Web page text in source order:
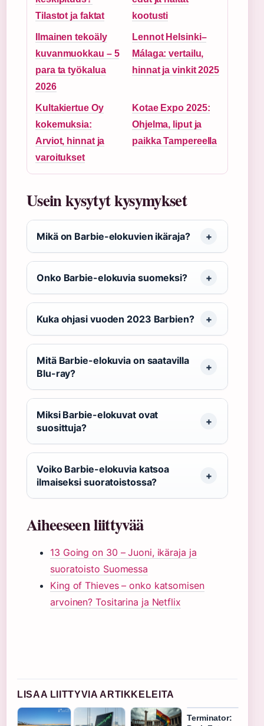
Tilastot ja faktat
kootusti
Ilmainen tekoäly
kuvanmuokkau – 5
para ta työkalua
2026
Lennot Helsinki–
Málaga: vertailu,
hinnat ja vinkit 2025
Kultakiertue Oy
kokemuksia:
Arviot, hinnat ja
varoitukset
Kotae Expo 2025:
Ohjelma, liput ja
paikka Tampereella
Usein kysytyt kysymykset
Mikä on Barbie-elokuvien ikäraja?
Onko Barbie-elokuvia suomeksi?
Kuka ohjasi vuoden 2023 Barbien?
Mitä Barbie-elokuvia on saatavilla
Blu-ray?
Miksi Barbie-elokuvat ovat
suosittuja?
Voiko Barbie-elokuvia katsoa
ilmaiseksi suoratoistossa?
Aiheeseen liittyvää
13 Going on 30 – Juoni, ikäraja ja
suoratoisto Suomessa
King of Thieves – onko katsomisen
arvoinen? Tositarina ja Netflix
LISAA LIITTYVIA ARTIKKELEITA
Terminator: